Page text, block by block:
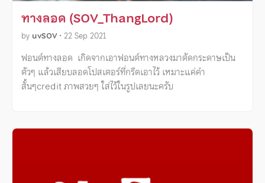
ทางลอด (SOV_ThangLord)
by uvSOV • 22 Sep 2021
ฟอนต์ทางลอด เกิดจากเอาฟอนต์ทางหลวงมาตัดกระดาษเป็น
ตัวๆ แล้วเสียบลอดโปสเตอร์ที่กรีดเอาไว้ เหมาะแค่คำ
สั้นๆcredit ภาพสวยๆ ใส่ไว้ในรูปเลยนะครับ